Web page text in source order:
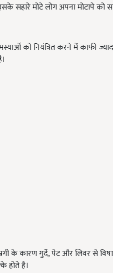
सहारे मोटे लोग अपना मोटापे को
को नियंत्रित करने में काफी
के कारण गुर्दे, पेट और लिवर से
होते है।